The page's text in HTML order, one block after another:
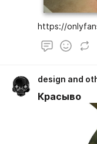
https://
design and
Красыво